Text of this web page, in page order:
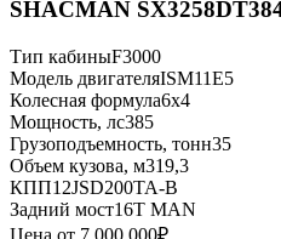
SHACMAN
Тип кабиныF3000
Модель двигателяISM11E5
Колесная формула6x4
Мощность, лс385
Грузоподъемность, тонн35
Объем кузова, м319,3
КПП12JSD200TA-B
Задний мост16T MAN
Цена от 7 000 000₽